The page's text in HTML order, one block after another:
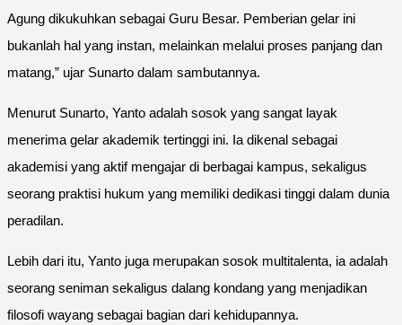
Agung dikukuhkan sebagai Guru Besar. Pemberian gelar ini
bukanlah hal yang instan, melainkan melalui proses panjang dan
matang,” ujar Sunarto dalam sambutannya.
Menurut Sunarto, Yanto adalah sosok yang sangat layak
menerima gelar akademik tertinggi ini. Ia dikenal sebagai
akademisi yang aktif mengajar di berbagai kampus, sekaligus
seorang praktisi hukum yang memiliki dedikasi tinggi dalam dunia
peradilan.
Lebih dari itu, Yanto juga merupakan sosok multitalenta, ia adalah
seorang seniman sekaligus dalang kondang yang menjadikan
filosofi wayang sebagai bagian dari kehidupannya.